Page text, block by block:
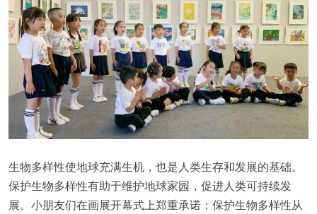
生物多样性使地球充满生机，也是人类生存和发展的基础。
保护生物多样性有助于维护地球家园，促进人类可持续发
展。小朋友们在画展开幕式上郑重承诺：保护生物多样性从